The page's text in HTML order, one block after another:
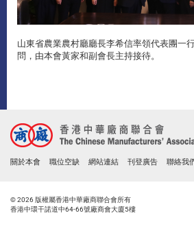
山東省農業農村廳廳長李希信率領代表團一
問，由本會黃家和副會長主持接待。
關於本會 職位空缺 網站連結 刊登廣告 聯絡我
© 2026 版權屬香港中華廠商聯合會所有
香港中環干諾道中64-66號廠商會大廈5樓